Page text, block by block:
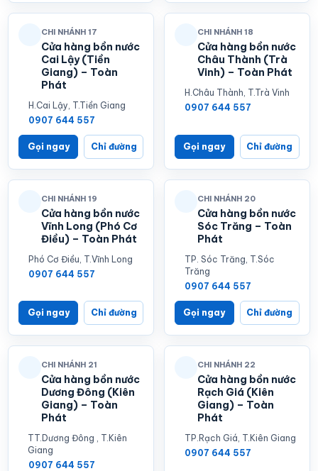
CHI NHÁNH 17
Cửa hàng bồn nước
Cai Lậy (Tiền
Giang) – Toàn
Phát
H.Cai Lậy, T.Tiền Giang
0907 644 557
Gọi ngay Chỉ đường
CHI NHÁNH 18
Cửa hàng bồn nước
Châu Thành (Trà
Vinh) – Toàn Phát
H.Châu Thành, T.Trà Vinh
0907 644 557
Gọi ngay Chỉ đường
CHI NHÁNH 19
Cửa hàng bồn nước
Vĩnh Long (Phó Cơ
Điều) – Toàn Phát
Phó Cơ Điều, T.Vĩnh Long
0907 644 557
Gọi ngay Chỉ đường
CHI NHÁNH 20
Cửa hàng bồn nước
Sóc Trăng – Toàn
Phát
TP. Sóc Trăng, T.Sóc
Trăng
0907 644 557
Gọi ngay Chỉ đường
CHI NHÁNH 21
Cửa hàng bồn nước
Dương Đông (Kiên
Giang) – Toàn
Phát
TT.Dương Đông , T.Kiên
Giang
0907 644 557
CHI NHÁNH 22
Cửa hàng bồn nước
Rạch Giá (Kiên
Giang) – Toàn
Phát
TP.Rạch Giá, T.Kiên Giang
0907 644 557